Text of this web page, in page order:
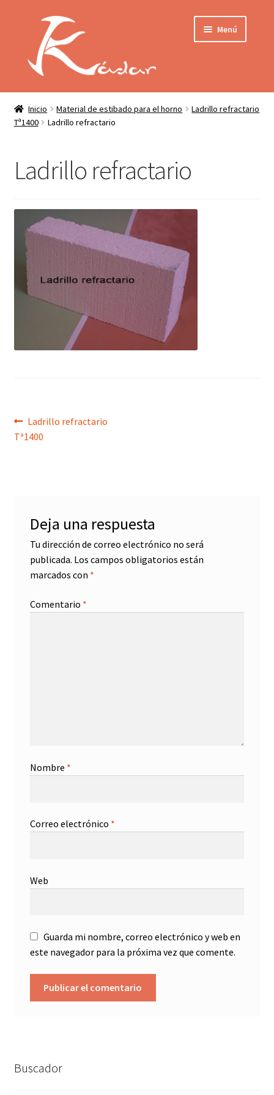
navegación
contenido
Menú
Mi cuenta
Localización
INICIO
QUIENES SOMOS
PRIVACIDAD
Inicio Material de estibado para el horno
Ladrillo refractario
Tª1400
Ladrillo refractario
Ladrillo refractario
Navegación
de
Anterior:
Ladrillo refractario
Tª1400
Deja una respuesta
Tu dirección de correo electrónico no será
publicada. Los campos obligatorios están
marcados con *
Comentario *
Nombre *
Correo electrónico *
Web
Guarda mi nombre, correo electrónico y web en
este navegador para la próxima vez que comente.
Buscador